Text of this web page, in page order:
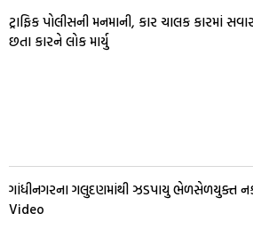
ટ્રાફિક પોલીસની મનમાની, કાર ચાલક કારમાં
છતા કારને લોક માર્યુ
ગાંધીનગરના ગલુદણમાંથી ઝડપાયુ ભેળસેળયુક્ત
Video